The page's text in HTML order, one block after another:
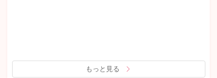
もっと見る